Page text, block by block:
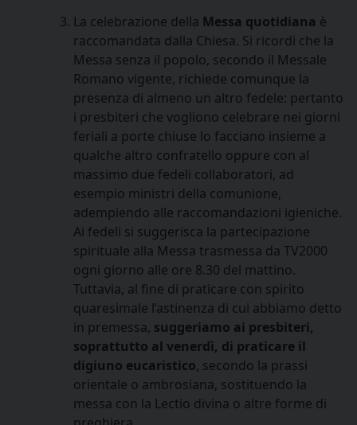
La celebrazione della Messa quotidiana è
raccomandata dalla Chiesa. Si ricordi che la
Messa senza il popolo, secondo il Messale
Romano vigente, richiede comunque la
presenza di almeno un altro fedele: pertanto
i presbiteri che vogliono celebrare nei giorni
feriali a porte chiuse lo facciano insieme a
qualche altro confratello oppure con al
massimo due fedeli collaboratori, ad
esempio ministri della comunione,
adempiendo alle raccomandazioni igieniche.
Ai fedeli si suggerisca la partecipazione
spirituale alla Messa trasmessa da TV2000
ogni giorno alle ore 8.30 del mattino.
Tuttavia, al fine di praticare con spirito
quaresimale l’astinenza di cui abbiamo detto
in premessa, suggeriamo ai presbiteri,
soprattutto al venerdì, di praticare il
digiuno eucaristico, secondo la prassi
orientale o ambrosiana, sostituendo la
messa con la Lectio divina o altre forme di